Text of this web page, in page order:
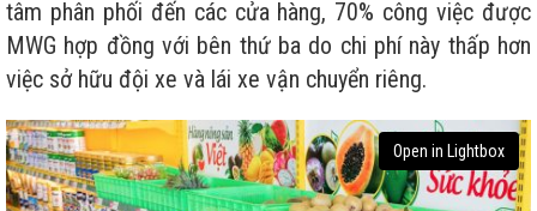
tâm phân phối đến các cửa hàng, 70% công việc được
MWG hợp đồng với bên thứ ba do chi phí này thấp hơn
việc sở hữu đội xe và lái xe vận chuyển riêng.
Open in Lightbox